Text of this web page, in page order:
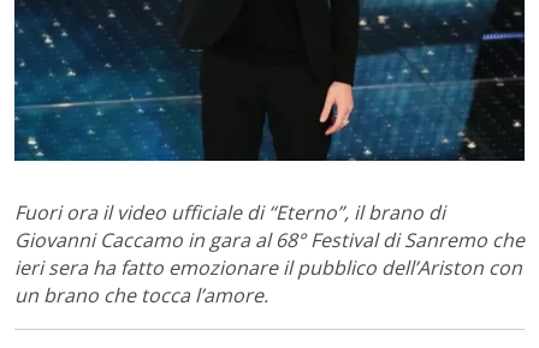
Fuori ora il video ufficiale di “Eterno”, il brano di
Giovanni Caccamo in gara al 68° Festival di Sanremo che
ieri sera ha fatto emozionare il pubblico dell’Ariston con
un brano che tocca l’amore.